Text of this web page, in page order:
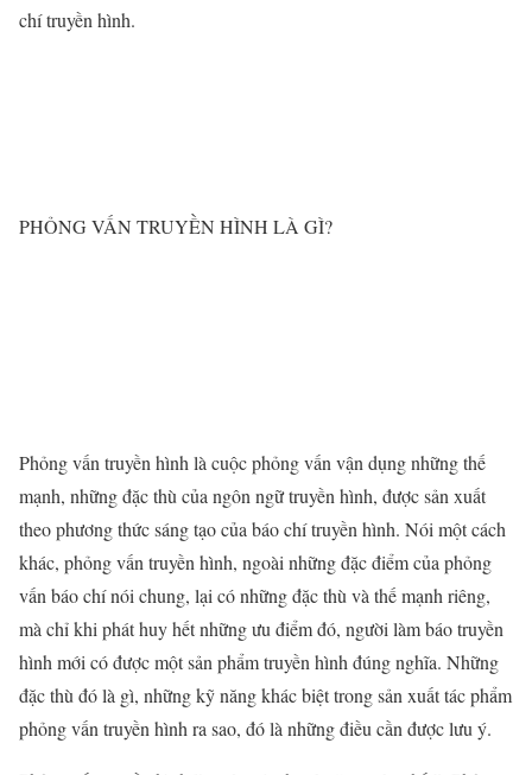
chí truyền hình.
PHỎNG VẤN TRUYỀN HÌNH LÀ GÌ?
Phỏng vấn truyền hình là cuộc phỏng vấn vận dụng những thế
mạnh, những đặc thù của ngôn ngữ truyền hình, được sản xuất
theo phương thức sáng tạo của báo chí truyền hình. Nói một cách
khác, phỏng vấn truyền hình, ngoài những đặc điểm của phỏng
vấn báo chí nói chung, lại có những đặc thù và thế mạnh riêng,
mà chỉ khi phát huy hết những ưu điểm đó, người làm báo truyền
hình mới có được một sản phẩm truyền hình đúng nghĩa. Những
đặc thù đó là gì, những kỹ năng khác biệt trong sản xuất tác phẩm
phỏng vấn truyền hình ra sao, đó là những điều cần được lưu ý.